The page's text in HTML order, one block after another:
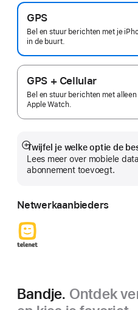
GPS
Bel en stuur berichten met je
in de buurt.
GPS + Cellular
Bel en stuur berichten met alleen
Apple Watch.
Twijfel je welke optie de
Lees meer over mobiele
abonnement toevoegt.
Meer
Netwerkaanbieders
Bandje. Ontdek